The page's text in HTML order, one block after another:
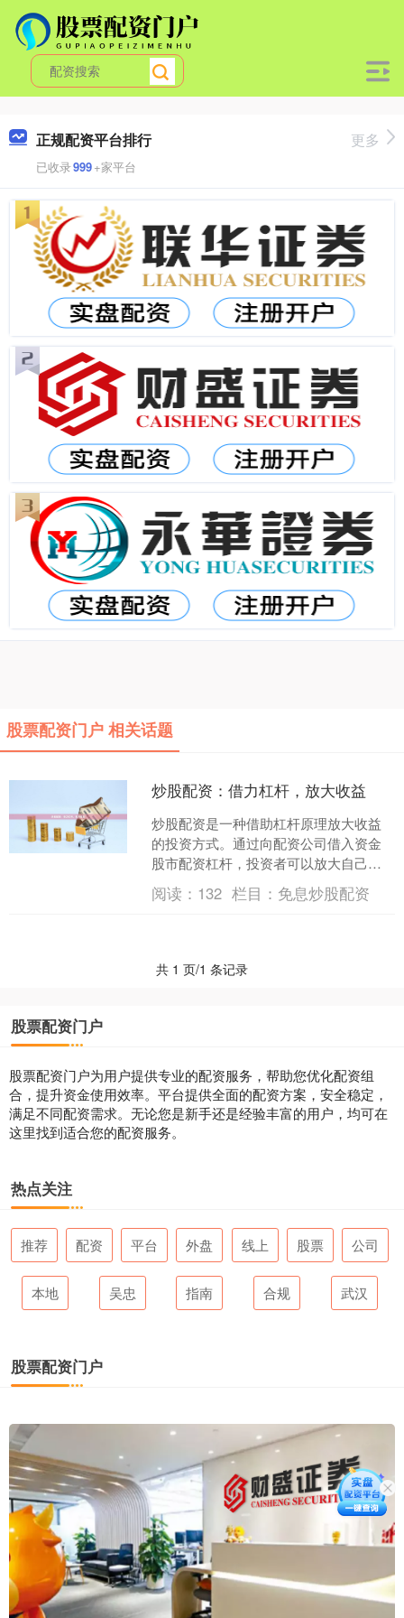
正规配资平台排行
已收录999+家平台
更多
股票配资门户 相关话题
炒股配资：借力杠杆，放大收益
炒股配资是一种借助杠杆原理放大收益
的投资方式。通过向配资公司借入资金
股市配资杠杆，投资者可以放大自己的
资金规模，从而提高收益率。 配资的杠
杆倍数通常为1:2或1....
阅读： 132 栏目： 免息炒股配资
共 1 页/1 条记录
股票配资门户
股票配资门户为用户提供专业的配资服务，帮助您优化配资组
合，提升资金使用效率。平台提供全面的配资方案，安全稳定，
满足不同配资需求。无论您是新手还是经验丰富的用户，均可在
这里找到适合您的配资服务。
热点关注
推荐 配资 平台 外盘 线上 股票 公司
本地 吴忠 指南 合规 武汉
股票配资门户